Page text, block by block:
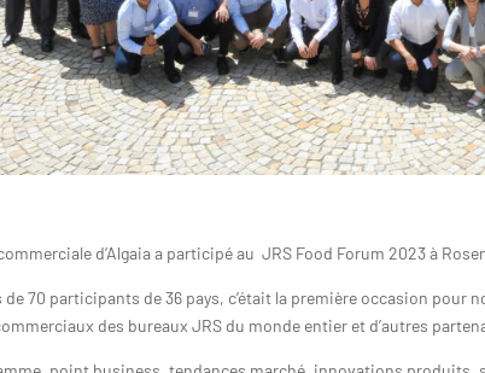
d’Algaia a participé au JRS Food Forum 2023 à
de 70 participants de 36 pays, c’était la première occasion pour
des bureaux JRS du monde entier et d’autres